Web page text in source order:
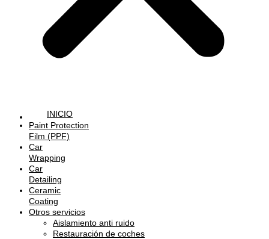
INICIO
Paint Protection
Film (PPF)
Car
Wrapping
Car
Detailing
Ceramic
Coating
Otros servicios
Aislamiento anti ruido
Restauración de coches